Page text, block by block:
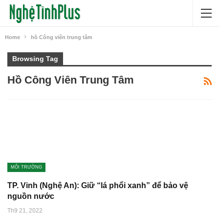
Home hồ Công viên trung tâm
Browsing Tag
Hồ Công Viên Trung Tâm
MÔI TRƯỜNG
TP. Vinh (Nghệ An): Giữ “lá phổi xanh” để bảo vệ
nguồn nước
Th9 21, 2022